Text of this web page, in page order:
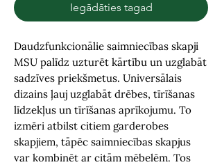
Iegādāties tagad
Daudzfunkcionālie saimniecības skapji
MSU palīdz uzturēt kārtību un uzglabāt
sadzīves priekšmetus. Universālais
dizains ļauj uzglabāt drēbes, tīrīšanas
līdzekļus un tīrīšanas aprīkojumu. To
izmēri atbilst citiem garderobes
skapjiem, tāpēc saimniecības skapjus
var kombinēt ar citām mēbelēm. Tos